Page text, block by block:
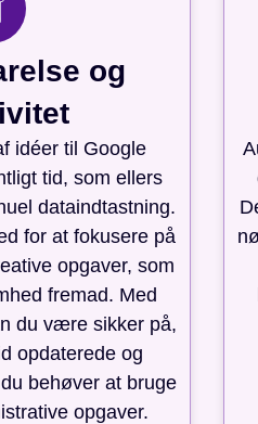
og
idéer til Google
tid, som ellers
dataindtastning.
for at fokusere på
opgaver, som
fremad. Med
du være sikker på,
opdaterede og
behøver at bruge
opgaver.